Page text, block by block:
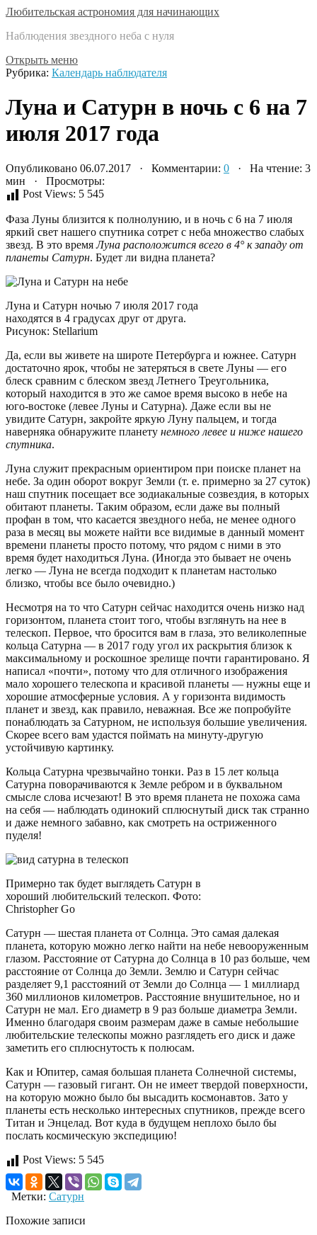
Любительская астрономия для начинающих
Наблюдения звездного неба с нуля
Открыть меню
Рубрика: Календарь наблюдателя
Луна и Сатурн в ночь с 6 на 7
июля 2017 года
Опубликовано 06.07.2017 · Комментарии: 0 · На чтение: 3
мин · Просмотры:
Post Views: 5 545
Фаза Луны близится к полнолунию, и в ночь с 6 на 7 июля
яркий свет нашего спутника сотрет с неба множество слабых
звезд. В это времяЛуна расположится всего в 4° к западу от
планеты Сатурн. Будет ли видна планета?
Луна и Сатурн ночью 7 июля 2017 года
находятся в 4 градусах друг от друга.
Рисунок: Stellarium
Да, если вы живете на широте Петербурга и южнее. Сатурн
достаточно ярок, чтобы не затеряться в свете Луны — его
блеск сравним с блеском звезд Летнего Треугольника,
который находится в это же самое время высоко в небе на
юго-востоке (левее Луны и Сатурна). Даже если вы не
увидите Сатурн, закройте яркую Луну пальцем, и тогда
наверняка обнаружите планету немного левее и ниже нашего
спутника.
Луна служит прекрасным ориентиром при поиске планет на
небе. За один оборот вокруг Земли (т. е. примерно за 27 суток)
наш спутник посещает все зодиакальные созвездия, в которых
обитают планеты. Таким образом, если даже вы полный
профан в том, что касается звездного неба, не менее одного
раза в месяц вы можете найти все видимые в данный момент
времени планеты просто потому, что рядом с ними в это
время будет находиться Луна. (Иногда это бывает не очень
легко — Луна не всегда подходит к планетам настолько
близко, чтобы все было очевидно.)
Несмотря на то что Сатурн сейчас находится очень низко над
горизонтом, планета стоит того, чтобы взглянуть на нее в
телескоп. Первое, что бросится вам в глаза, это великолепные
кольца Сатурна — в 2017 году угол их раскрытия близок к
максимальному и роскошное зрелище почти гарантировано. Я
написал «почти», потому что для отличного изображения
мало хорошего телескопа и красивой планеты — нужны еще и
хорошие атмосферные условия. А у горизонта видимость
планет и звезд, как правило, неважная. Все же попробуйте
понаблюдать за Сатурном, не используя большие увеличения.
Скорее всего вам удастся поймать на минуту-другую
устойчивую картинку.
Кольца Сатурна чрезвычайно тонки. Раз в 15 лет кольца
Сатурна поворачиваются к Земле ребром и в буквальном
смысле слова исчезают! В это время планета не похожа сама
на себя — наблюдать одинокий сплюснутый диск так странно
и даже немного забавно, как смотреть на остриженного
пуделя!
Примерно так будет выглядеть Сатурн в
хороший любительский телескоп. Фото:
Christopher Go
Сатурн — шестая планета от Солнца. Это самая далекая
планета, которую можно легко найти на небе невооруженным
глазом. Расстояние от Сатурна до Солнца в 10 раз больше, чем
расстояние от Солнца до Земли. Землю и Сатурн сейчас
разделяет 9,1 расстояний от Земли до Солнца — 1 миллиард
360 миллионов километров. Расстояние внушительное, но и
Сатурн не мал. Его диаметр в 9 раз больше диаметра Земли.
Именно благодаря своим размерам даже в самые небольшие
любительские телескопы можно разглядеть его диск и даже
заметить его сплюснутость к полюсам.
Как и Юпитер, самая большая планета Солнечной системы,
Сатурн — газовый гигант. Он не имеет твердой поверхности,
на которую можно было бы высадить космонавтов. Зато у
планеты есть несколько интересных спутников, прежде всего
Титан и Энцелад. Вот куда в будущем неплохо было бы
послать космическую экспедицию!
Post Views: 5 545
Метки: Сатурн
Похожие записи